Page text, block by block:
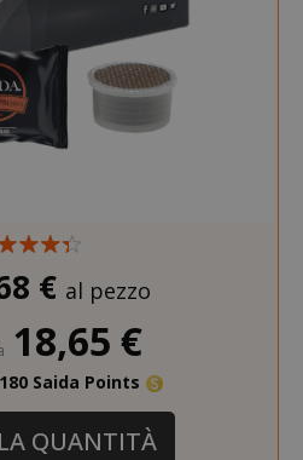
€ al pezzo
18,65 €
Saida Points
QUANTITÀ